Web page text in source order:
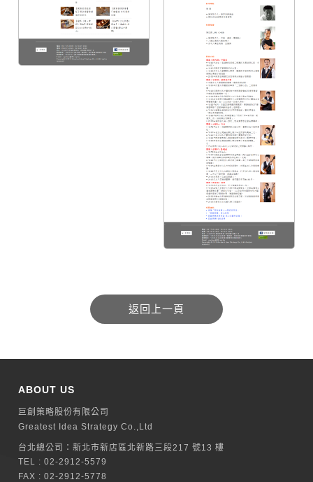
ABOUT US
巨創策略股份有限公司
Greatest Idea Strategy Co.,Ltd
台北總公司：新北巿新店區北新路三段217 號13 樓
TEL :02-2912-5579
FAX : 02-2912-5778